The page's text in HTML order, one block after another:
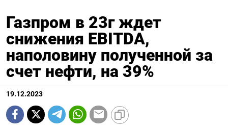
Газпром в 23г ждет
снижения EBITDA,
наполовину полученной за
счет нефти, на 39%
19.12.2023